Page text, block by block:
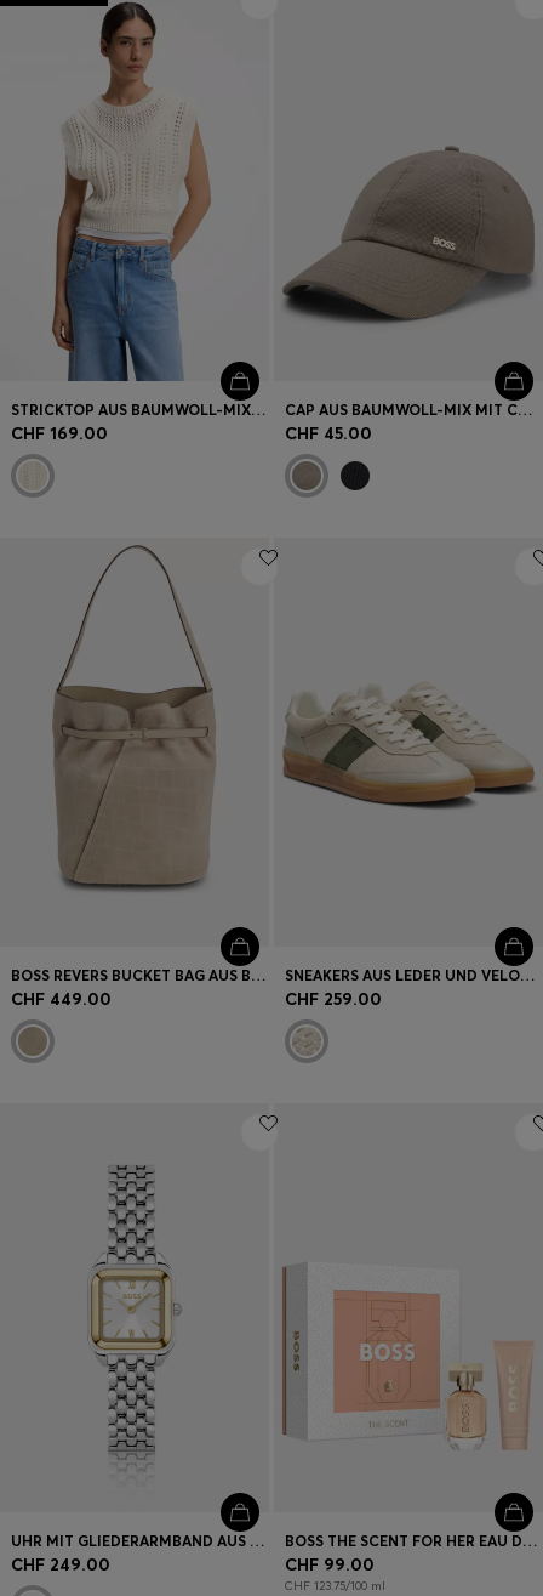
Login / Jetzt registrieren
Favorit (Artikel)
FAQ & Hilfe
Store Locator
Sprache ( CH CHF
STRICKTOP AUS BAUMWOLL-MIX MIT OFFENER STRICKSTRUKTUR
CHF 169.00
CAP AUS BAUMWOLL-MIX MIT CORDSTRUKTUR UND METALL-LOGO
CHF 45.00
BOSS REVERS BUCKET BAG AUS BEDRUCKTEM VELOURSLEDER MIT GÜRTELDETAIL
CHF 449.00
SNEAKERS AUS LEDER UND VELOURSLEDER
CHF 259.00
UHR MIT GLIEDERARMBAND AUS EDELSTAHL UND SILBERWEISSEM ZIFFERBLATT
CHF 249.00
BOSS THE SCENT FOR HER EAU DE PARFUM 30 ML GESCHENK-SET
CHF 99.00
CHF 123.75/100 ml